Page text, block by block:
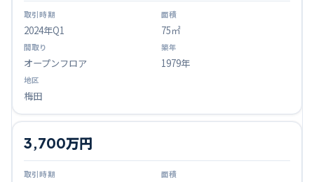
2024年Q1 75㎡
オープンフロア 1979年
梅田
3,700万円